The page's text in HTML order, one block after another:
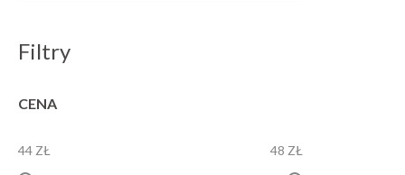
Filtry
CENA
44 ZŁ 48 ZŁ